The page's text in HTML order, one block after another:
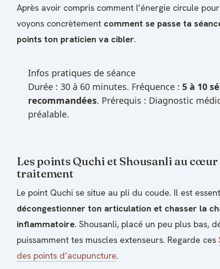
Après avoir compris comment l’énergie circule
voyons concrètement comment se passe ta
points ton praticien va cibler.
Infos pratiques de séance
Durée : 30 à 60 minutes. Fréquence : 5 à 10
recommandées. Prérequis : Diagnostic
préalable.
Les points Quchi et Shousanli au cœur
traitement
Le point Quchi se situe au pli du coude. Il est
décongestionner ton articulation et chasser la
inflammatoire. Shousanli, placé un peu plus bas,
puissamment tes muscles extenseurs. Regarde ces
des points d’acupuncture.